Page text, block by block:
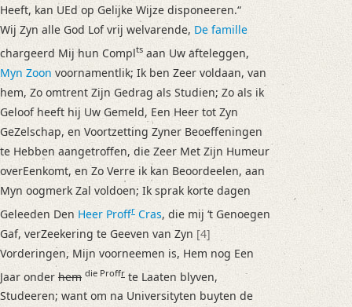
Heeft, kan UEd op Gelijke Wijze disponeeren.“
Wij Zyn alle God Lof vrij welvarende, De famille
chargeerd Mij hun Complts aan Uw afteleggen,
Myn Zoon voornamentlik; Ik ben Zeer voldaan, van
hem, Zo omtrent Zijn Gedrag als Studien; Zo als ik
Geloof heeft hij Uw Gemeld, Een Heer tot Zyn
GeZelschap, en Voortzetting Zyner Beoeffeningen
te Hebben aangetroffen, die Zeer Met Zijn Humeur
overEenkomt, en Zo Verre ik kan Beoordeelen, aan
Myn oogmerk Zal voldoen; Ik sprak korte dagen
Geleeden Den Heer Proffr Cras, die mij ‘t Genoegen
Gaf, verZeekering te Geeven van Zyn [4]
Vorderingen, Mijn voorneemen is, Hem nog Een
Jaar onder hem die Proffr te Laaten blyven,
Studeeren; want om na Universityten buyten de